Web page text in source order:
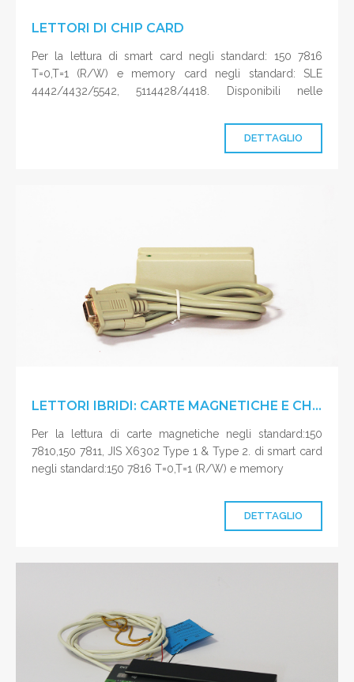
LETTORI DI CHIP CARD
Per la lettura di smart card negli standard: 150 7816
T=0,T=1 (R/W) e memory card negli standard: SLE
4442/4432/5542, 5114428/4418. Disponibili nelle
DETTAGLIO
LETTORI IBRIDI: CARTE MAGNETICHE E CHIP CARD
Per la lettura di carte magnetiche negli standard:150
7810,150 7811, JIS X6302 Type 1 & Type 2. di smart card
negli standard:150 7816 T=0,T=1 (R/W) e memory
DETTAGLIO